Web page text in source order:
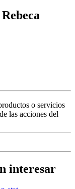
Rebeca
o servicios
las acciones del
interesar